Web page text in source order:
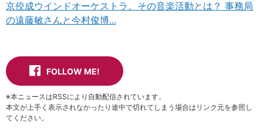
京佼成ウインドオーケストラ。その音楽活動とは？ 事務局
の遠藤敏さんと今村俊博...
FOLLOW ME!
※本ニュースはRSSにより自動配信されています。
本文が上手く表示されなかったり途中で切れてしまう場合はリンク元を参照し
てください。